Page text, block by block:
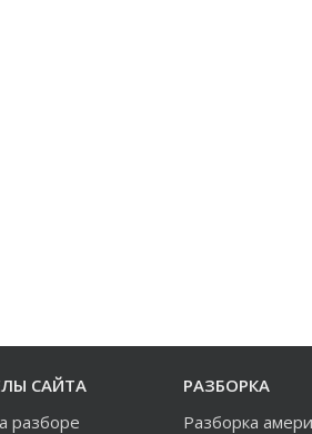
САЙТА
разборе
РАЗБОРКА
Разборка